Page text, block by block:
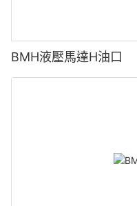
BMH液壓馬達H油口